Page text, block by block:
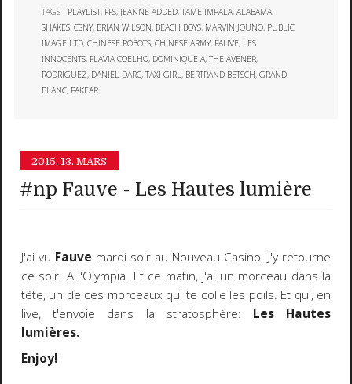
TAGS : PLAYLIST, FFS, JEANNE ADDED,TAME IMPALA,ALABAMA
SHAKES,CSNY, BRIAN WILSON, BEACH BOYS, MARVIN JOUNO, PUBLIC
IMAGE LTD,CHINESE ROBOTS,CHINESE ARMY, FAUVE, LES
INNOCENTS, FLAVIA COELHO, DOMINIQUE A,THE AVENER,
RODRIGUEZ, DANIEL DARC,TAXI GIRL, BERTRAND BETSCH,GRAND
BLANC, FAKEAR
2015. 13. MARS
#np Fauve - Les Hautes lumière
J'ai vu Fauve mardi soir au Nouveau Casino. J'y retourne
ce soir. A l'Olympia. Et ce matin, j'ai un morceau dans la
tête, un de ces morceaux qui te colle les poils. Et qui, en
live, t'envoie dans la stratosphère: Les Hautes
lumières.
Enjoy!